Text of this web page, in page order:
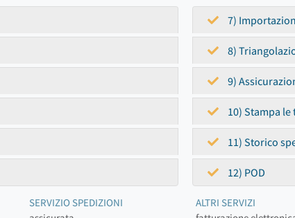
7)
8)
9)
10) Stampa
11) Storico
12) POD
SERVIZIO SPEDIZIONI
ALTRI SERVIZI